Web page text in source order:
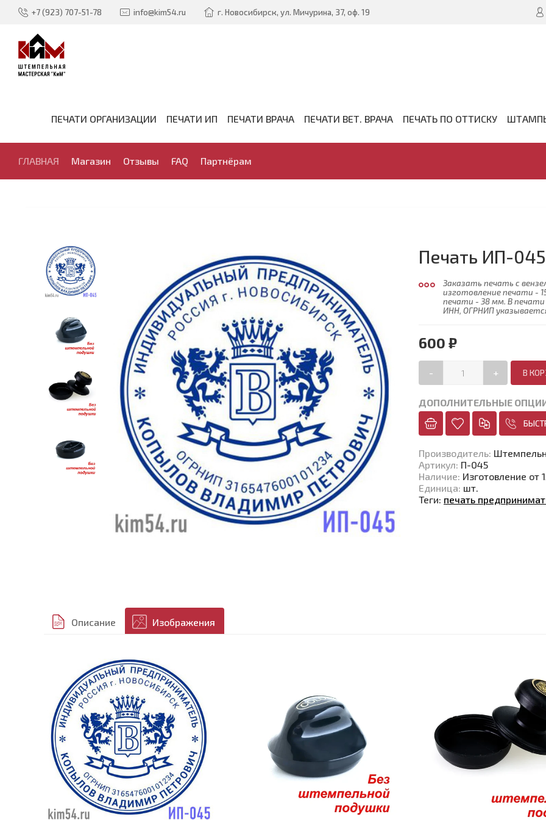
+7 (923) 707-51-78 info@kim54.ru г. Новосибирск, ул. Мичурина, 37, оф. 19
ПЕЧАТИ ОРГАНИЗАЦИИ ПЕЧАТИ ИП ПЕЧАТИ ВРАЧА ПЕЧАТИ ВЕТ. ВРАЧА ПЕЧАТЬ ПО ОТТИСКУ
ГЛАВНАЯ Магазин Отзывы FAQ Партнёрам
Печать ИП-045
Заказать печать с
изготовление печати -
печати - 38 мм. В
ИНН, ОГРНИП
600 ₽
- +
ДОПОЛНИТЕЛЬНЫЕ
Производитель:
Артикул: П-045
Наличие: Изготовление от
Единица: шт.
Теги: печать
Описание Изображения